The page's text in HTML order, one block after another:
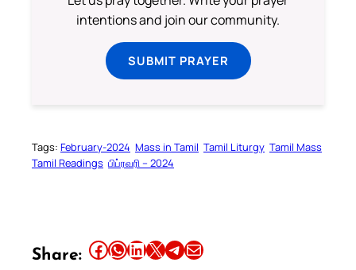
intentions and join our community.
SUBMIT PRAYER
Tags: February-2024 Mass in Tamil Tamil Liturgy Tamil Mass
Tamil Readings பிப்ரவரி – 2024
Share: Share this article on Facebook Share this article on WhatsApp Share this article on LinkedIn Share this article on X Share this article on TelegramEmail this Article